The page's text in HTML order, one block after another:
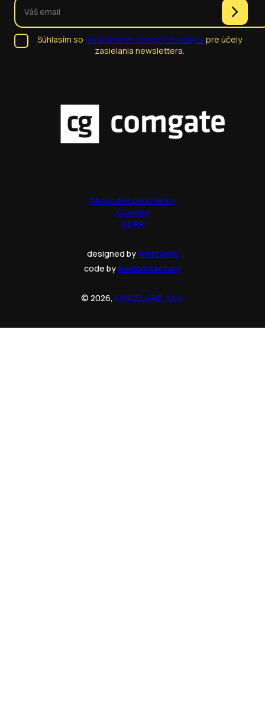
Súhlasím so spracúvaním osobných údajovpre účely
zasielania newslettera.
Obchodné podmienky
Cookies
GDPR
designed bywildcards
code bywisdomfactory
© 2026, KANCELARIE, s.r.o.